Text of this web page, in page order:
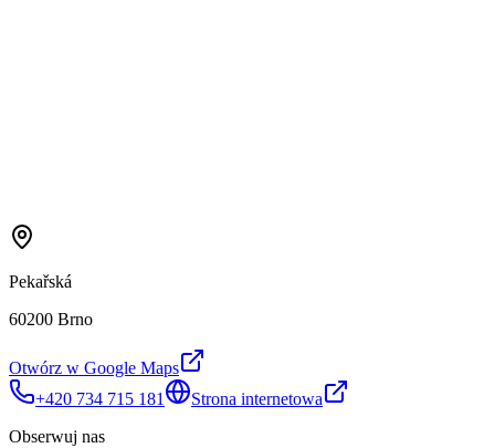
Pekařská
60200 Brno
Otwórz w Google Maps
+420 734 715 181
Strona internetowa
Obserwuj nas